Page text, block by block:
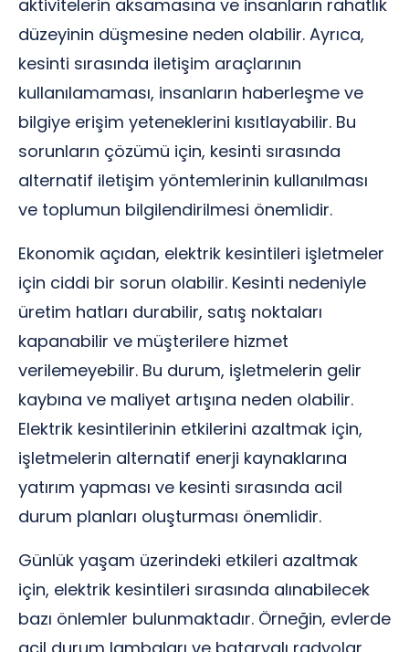
aktivitelerin aksamasına ve insanların rahatlık
düzeyinin düşmesine neden olabilir. Ayrıca,
kesinti sırasında iletişim araçlarının
kullanılamaması, insanların haberleşme ve
bilgiye erişim yeteneklerini kısıtlayabilir. Bu
sorunların çözümü için, kesinti sırasında
alternatif iletişim yöntemlerinin kullanılması
ve toplumun bilgilendirilmesi önemlidir.
Ekonomik açıdan, elektrik kesintileri işletmeler
için ciddi bir sorun olabilir. Kesinti nedeniyle
üretim hatları durabilir, satış noktaları
kapanabilir ve müşterilere hizmet
verilemeyebilir. Bu durum, işletmelerin gelir
kaybına ve maliyet artışına neden olabilir.
Elektrik kesintilerinin etkilerini azaltmak için,
işletmelerin alternatif enerji kaynaklarına
yatırım yapması ve kesinti sırasında acil
durum planları oluşturması önemlidir.
Günlük yaşam üzerindeki etkileri azaltmak
için, elektrik kesintileri sırasında alınabilecek
bazı önlemler bulunmaktadır. Örneğin, evlerde